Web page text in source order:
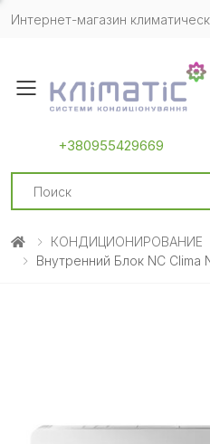
Интернет-магазин
Toggle mobile
+380955429669
Search
КОНДИЦИОНИРОВАНИЕ
Внутренний Блок NC Clima